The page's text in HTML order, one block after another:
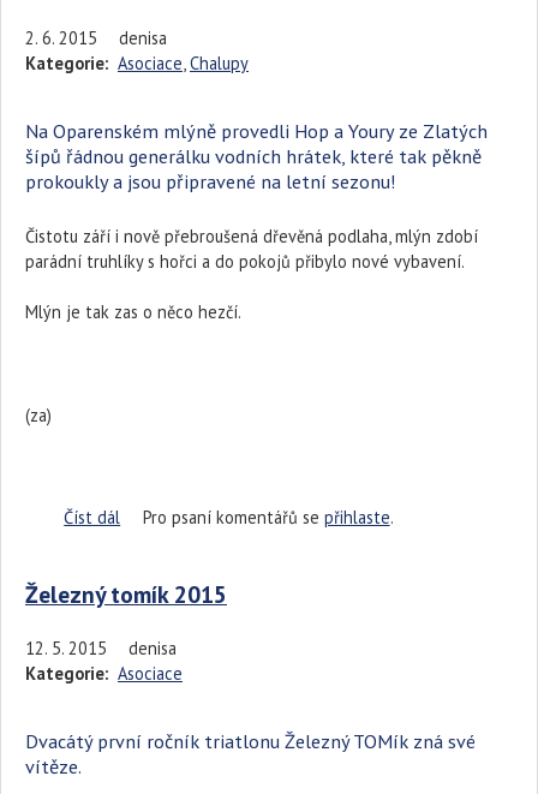
2. 6. 2015
denisa
Kategorie: Asociace Chalupy
Na Oparenském mlýně provedli Hop a Youry ze Zlatých
šípů řádnou generálku vodních hrátek, které tak pěkně
prokoukly a jsou připravené na letní sezonu!
Čistotu září i nově přebroušená dřevěná podlaha, mlýn zdobí
parádní truhlíky s hořci a do pokojů přibylo nové vybavení.
Mlýn je tak zas o něco hezčí.
(za)
Číst dál Generálka v Oparně
Pro psaní komentářů se přihlaste.
Železný tomík 2015
12. 5. 2015
denisa
Kategorie: Asociace
Dvacátý první ročník triatlonu Železný TOMík zná své
vítěze.